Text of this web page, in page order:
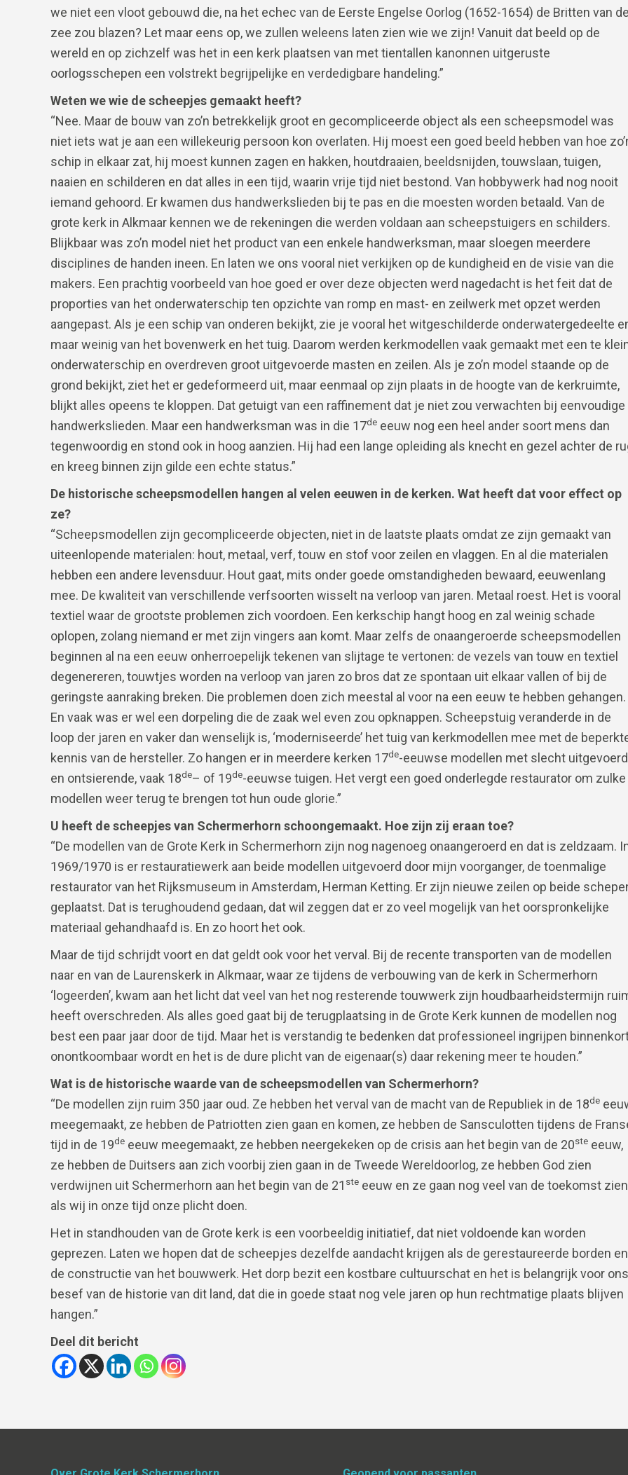
we niet een vloot gebouwd die, na het echec van de Eerste Engelse Oorlog (1652-1654) de Britten van de
zee zou blazen? Let maar eens op, we zullen weleens laten zien wie we zijn! Vanuit dat beeld op de
wereld en op zichzelf was het in een kerk plaatsen van met tientallen kanonnen uitgeruste
oorlogsschepen een volstrekt begrijpelijke en verdedigbare handeling.”
Weten we wie de scheepjes gemaakt heeft?
“Nee. Maar de bouw van zo’n betrekkelijk groot en gecompliceerde object als een scheepsmodel was
niet iets wat je aan een willekeurig persoon kon overlaten. Hij moest een goed beeld hebben van hoe
schip in elkaar zat, hij moest kunnen zagen en hakken, houtdraaien, beeldsnijden, touwslaan, tuigen,
naaien en schilderen en dat alles in een tijd, waarin vrije tijd niet bestond. Van hobbywerk had nog nooit
iemand gehoord. Er kwamen dus handwerkslieden bij te pas en die moesten worden betaald. Van de
grote kerk in Alkmaar kennen we de rekeningen die werden voldaan aan scheepstuigers en schilders.
Blijkbaar was zo’n model niet het product van een enkele handwerksman, maar sloegen meerdere
disciplines de handen ineen. En laten we ons vooral niet verkijken op de kundigheid en de visie van die
makers. Een prachtig voorbeeld van hoe goed er over deze objecten werd nagedacht is het feit dat de
proporties van het onderwaterschip ten opzichte van romp en mast- en zeilwerk met opzet werden
aangepast. Als je een schip van onderen bekijkt, zie je vooral het witgeschilderde onderwatergedeelte
maar weinig van het bovenwerk en het tuig. Daarom werden kerkmodellen vaak gemaakt met een te
onderwaterschip en overdreven groot uitgevoerde masten en zeilen. Als je zo’n model staande op de
grond bekijkt, ziet het er gedeformeerd uit, maar eenmaal op zijn plaats in de hoogte van de kerkruimte,
blijkt alles opeens te kloppen. Dat getuigt van een raffinement dat je niet zou verwachten bij eenvoudige
handwerkslieden. Maar een handwerksman was in die 17de eeuw nog een heel ander soort mens dan
tegenwoordig en stond ook in hoog aanzien. Hij had een lange opleiding als knecht en gezel achter de
en kreeg binnen zijn gilde een echte status.”
De historische scheepsmodellen hangen al velen eeuwen in de kerken. Wat heeft dat voor effect op
ze?
“Scheepsmodellen zijn gecompliceerde objecten, niet in de laatste plaats omdat ze zijn gemaakt van
uiteenlopende materialen: hout, metaal, verf, touw en stof voor zeilen en vlaggen. En al die materialen
hebben een andere levensduur. Hout gaat, mits onder goede omstandigheden bewaard, eeuwenlang
mee. De kwaliteit van verschillende verfsoorten wisselt na verloop van jaren. Metaal roest. Het is vooral
textiel waar de grootste problemen zich voordoen. Een kerkschip hangt hoog en zal weinig schade
oplopen, zolang niemand er met zijn vingers aan komt. Maar zelfs de onaangeroerde scheepsmodellen
beginnen al na een eeuw onherroepelijk tekenen van slijtage te vertonen: de vezels van touw en textiel
degenereren, touwtjes worden na verloop van jaren zo bros dat ze spontaan uit elkaar vallen of bij de
geringste aanraking breken. Die problemen doen zich meestal al voor na een eeuw te hebben gehangen.
En vaak was er wel een dorpeling die de zaak wel even zou opknappen. Scheepstuig veranderde in de
loop der jaren en vaker dan wenselijk is, ‘moderniseerde’ het tuig van kerkmodellen mee met de
kennis van de hersteller. Zo hangen er in meerdere kerken 17de-eeuwse modellen met slecht
en ontsierende, vaak 18de– of 19de-eeuwse tuigen. Het vergt een goed onderlegde restaurator om zulke
modellen weer terug te brengen tot hun oude glorie.”
U heeft de scheepjes van Schermerhorn schoongemaakt. Hoe zijn zij eraan toe?
“De modellen van de Grote Kerk in Schermerhorn zijn nog nagenoeg onaangeroerd en dat is zeldzaam.
1969/1970 is er restauratiewerk aan beide modellen uitgevoerd door mijn voorganger, de toenmalige
restaurator van het Rijksmuseum in Amsterdam, Herman Ketting. Er zijn nieuwe zeilen op beide
geplaatst. Dat is terughoudend gedaan, dat wil zeggen dat er zo veel mogelijk van het oorspronkelijke
materiaal gehandhaafd is. En zo hoort het ook.
Maar de tijd schrijdt voort en dat geldt ook voor het verval. Bij de recente transporten van de modellen
naar en van de Laurenskerk in Alkmaar, waar ze tijdens de verbouwing van de kerk in Schermerhorn
‘logeerden’, kwam aan het licht dat veel van het nog resterende touwwerk zijn houdbaarheidstermijn
heeft overschreden. Als alles goed gaat bij de terugplaatsing in de Grote Kerk kunnen de modellen nog
best een paar jaar door de tijd. Maar het is verstandig te bedenken dat professioneel ingrijpen
onontkoombaar wordt en het is de dure plicht van de eigenaar(s) daar rekening meer te houden.”
Wat is de historische waarde van de scheepsmodellen van Schermerhorn?
“De modellen zijn ruim 350 jaar oud. Ze hebben het verval van de macht van de Republiek in de 18de
meegemaakt, ze hebben de Patriotten zien gaan en komen, ze hebben de Sansculotten tijdens de
tijd in de 19de eeuw meegemaakt, ze hebben neergekeken op de crisis aan het begin van de 20ste eeuw,
ze hebben de Duitsers aan zich voorbij zien gaan in de Tweede Wereldoorlog, ze hebben God zien
verdwijnen uit Schermerhorn aan het begin van de 21 ste eeuw en ze gaan nog veel van de toekomst
als wij in onze tijd onze plicht doen.
Het in standhouden van de Grote kerk is een voorbeeldig initiatief, dat niet voldoende kan worden
geprezen. Laten we hopen dat de scheepjes dezelfde aandacht krijgen als de gerestaureerde borden en
de constructie van het bouwwerk. Het dorp bezit een kostbare cultuurschat en het is belangrijk voor ons
besef van de historie van dit land, dat die in goede staat nog vele jaren op hun rechtmatige plaats blijven
hangen.”
Deel dit bericht